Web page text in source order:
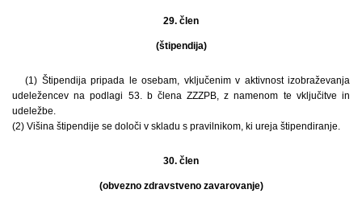
29. člen
(štipendija)
(1) Štipendija pripada le osebam, vključenim v aktivnost izobraževanja
udeležencev na podlagi 53. b člena ZZZPB, z namenom te vključitve in
udeležbe.
(2) Višina štipendije se določi v skladu s pravilnikom, ki ureja štipendiranje.
30. člen
(obvezno zdravstveno zavarovanje)